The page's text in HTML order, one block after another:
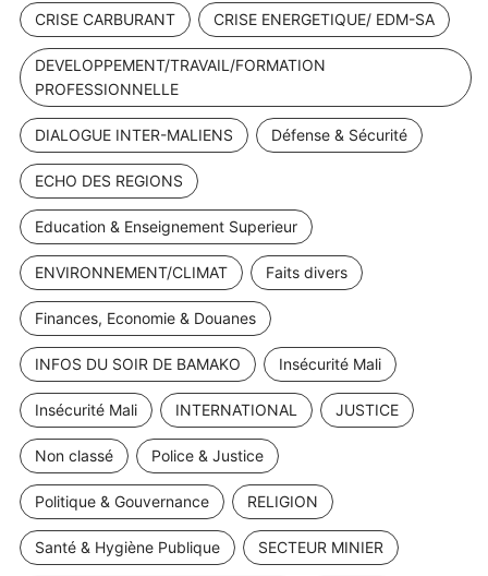
CRISE CARBURANT CRISE ENERGETIQUE/ EDM-SA
DEVELOPPEMENT/TRAVAIL/FORMATION
PROFESSIONNELLE
DIALOGUE INTER-MALIENS Défense & Sécurité
ECHO DES REGIONS
Education & Enseignement Superieur
ENVIRONNEMENT/CLIMAT Faits divers
Finances, Economie & Douanes
INFOS DU SOIR DE BAMAKO Insécurité Mali
Insécurité Mali INTERNATIONAL JUSTICE
Non classé Police & Justice
Politique & Gouvernance RELIGION
Santé & Hygiène Publique SECTEUR MINIER